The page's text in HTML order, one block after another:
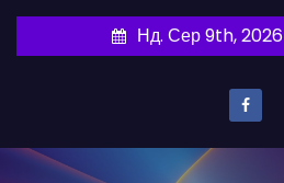
Нд. Сер 9th, 2026